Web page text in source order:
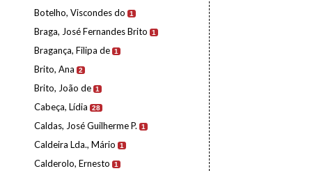
Botelho, Viscondes do 1
Braga, José Fernandes Brito 1
Bragança, Filipa de 1
Brito, Ana 2
Brito, João de 1
Cabeça, Lídia 28
Caldas, José Guilherme P. 1
Caldeira Lda., Mário 1
Calderolo, Ernesto 1